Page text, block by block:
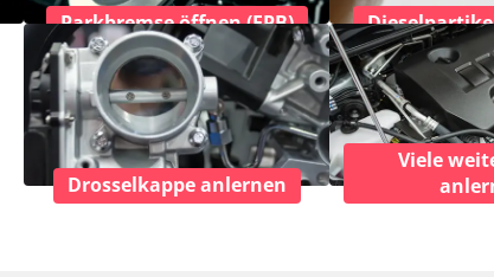
Parkbremse öffnen (EPB)
Drosselkappe anlernen
Viele